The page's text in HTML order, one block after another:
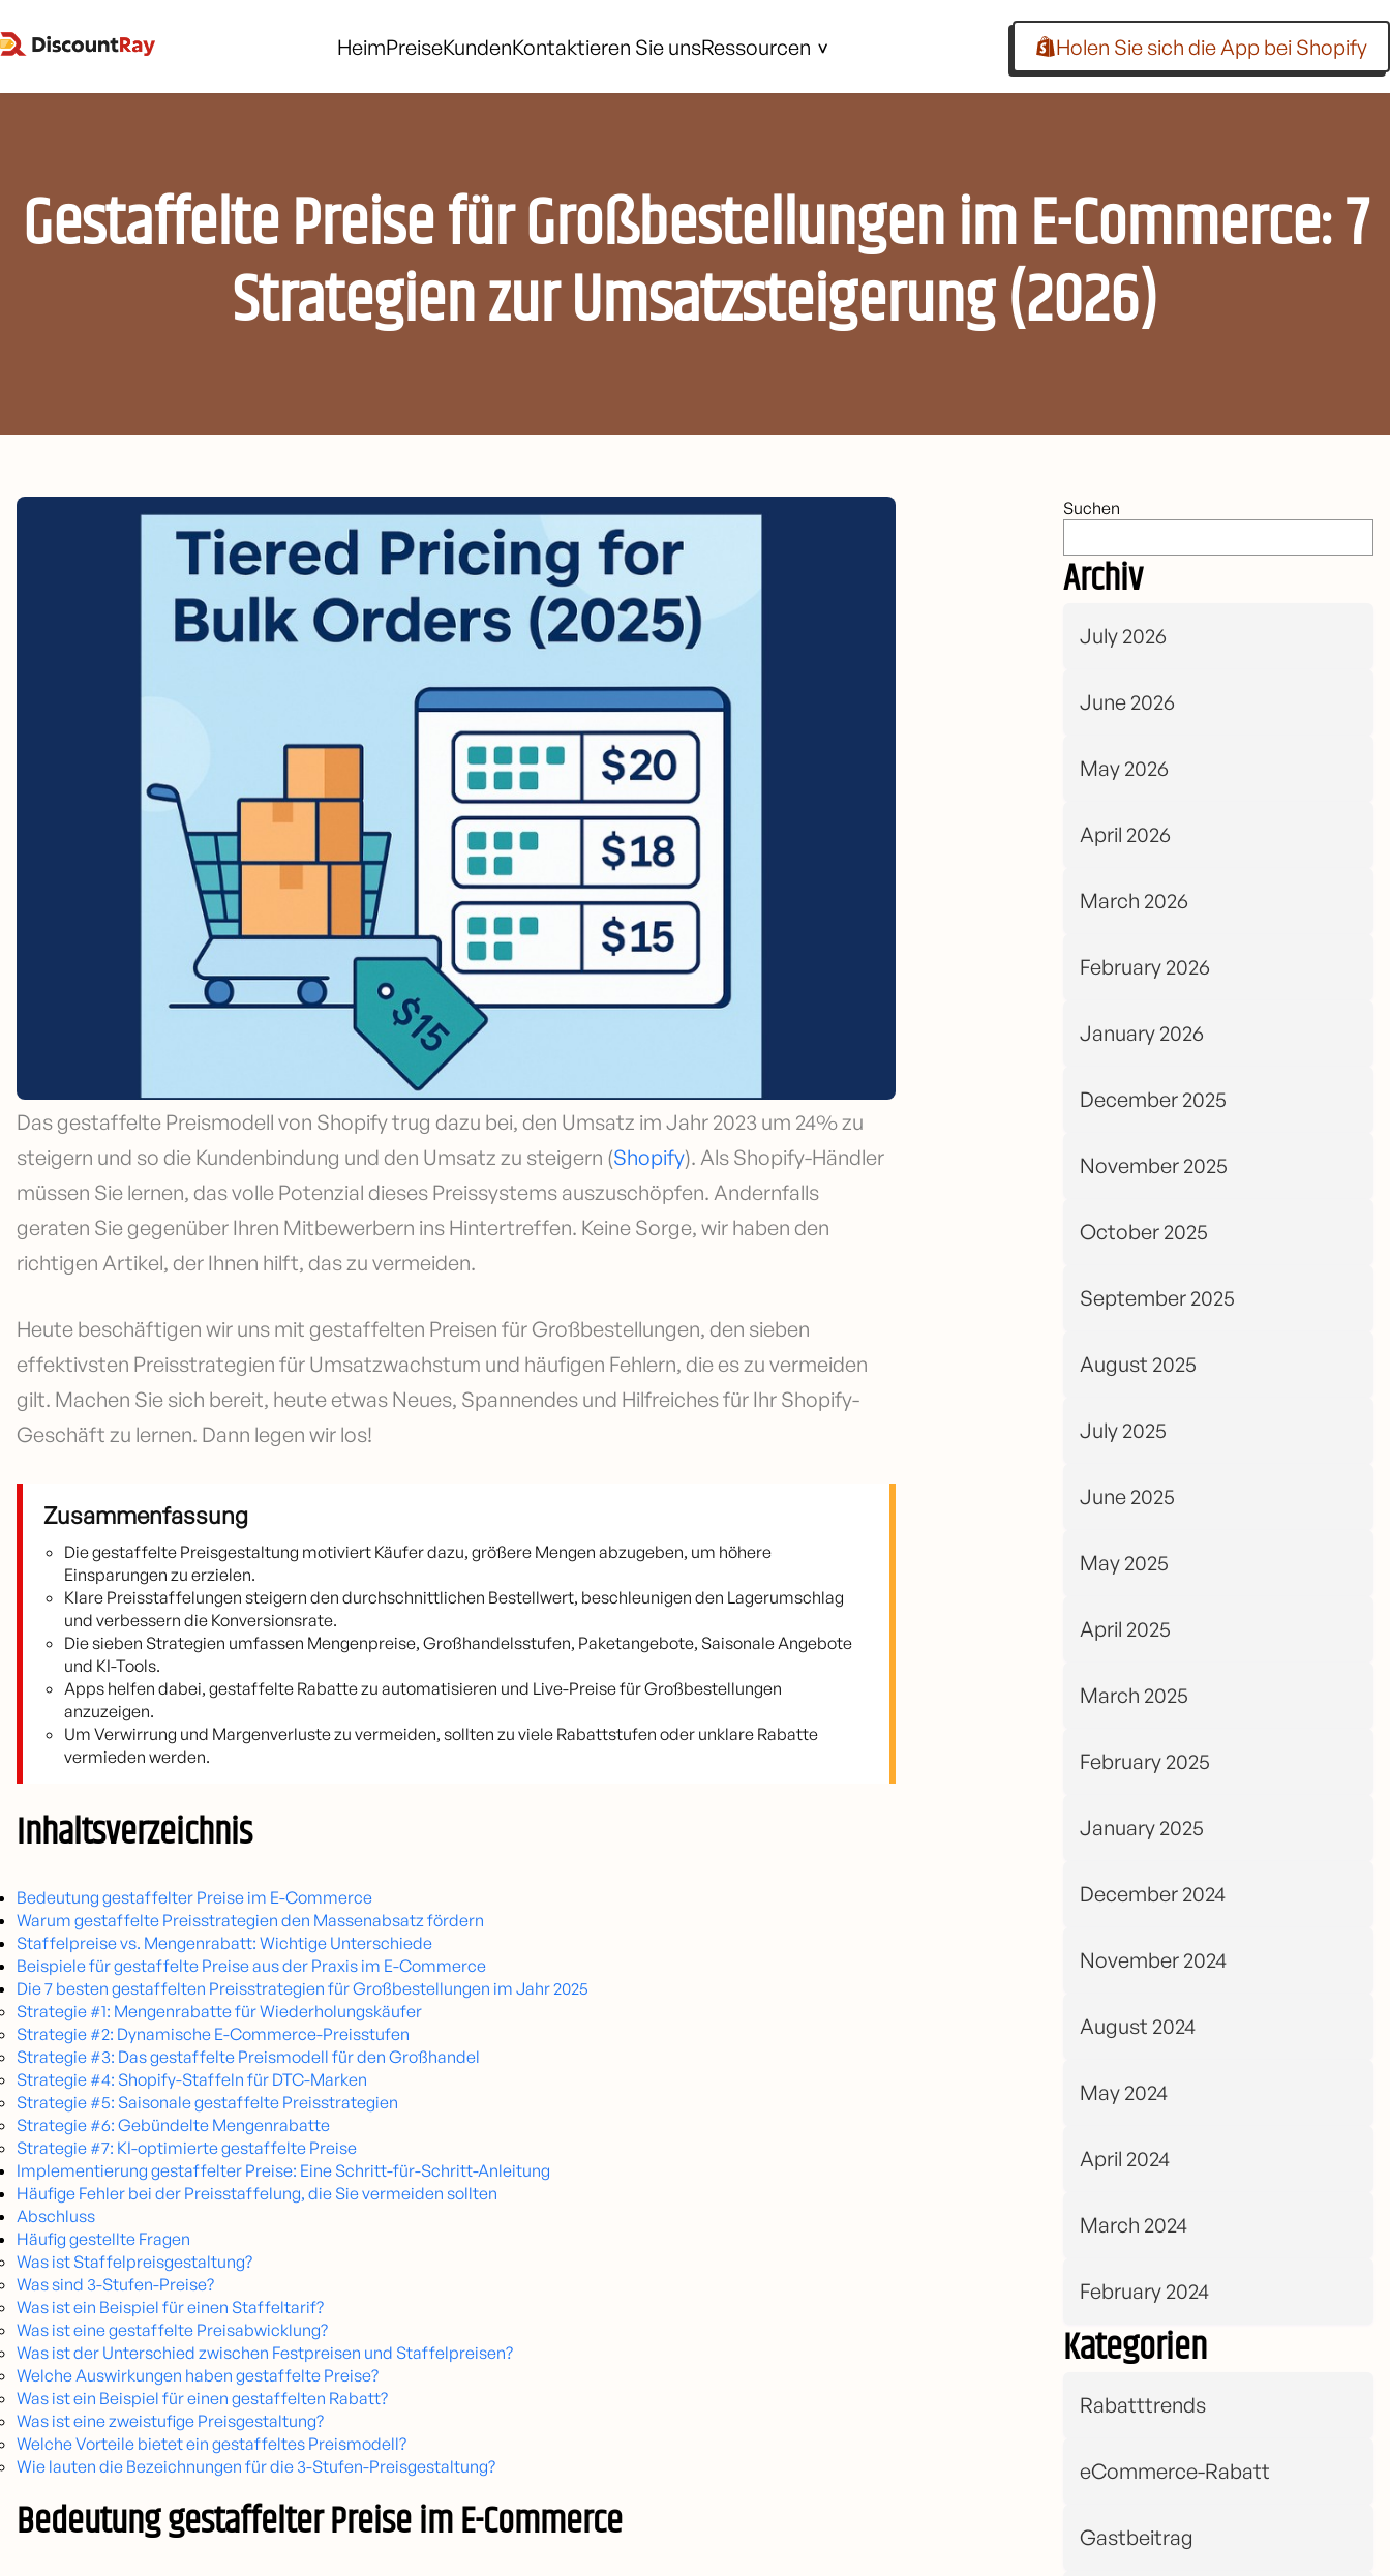
HeimPreiseKundenKontaktieren Sie unsRessourcen Holen Sie sich die App bei Shopify
Gestaffelte Preise für Großbestellungen im E-Commerce: 7
Strategien zur Umsatzsteigerung (2026)
Suchen
Archiv
July 2026
June 2026
May 2026
April 2026
March 2026
February 2026
January 2026
December 2025
November 2025
October 2025
September 2025
August 2025
July 2025
June 2025
May 2025
April 2025
March 2025
February 2025
January 2025
December 2024
November 2024
August 2024
May 2024
April 2024
March 2024
February 2024
Kategorien
Rabatttrends
eCommerce-Rabatt
Gastbeitrag
Das gestaffelte Preismodell von Shopify trug dazu bei, den Umsatz im Jahr 2023 um 24% zu
steigern und so die Kundenbindung und den Umsatz zu steigern (Shopify). Als Shopify-Händler
müssen Sie lernen, das volle Potenzial dieses Preissystems auszuschöpfen. Andernfalls
geraten Sie gegenüber Ihren Mitbewerbern ins Hintertreffen. Keine Sorge, wir haben den
richtigen Artikel, der Ihnen hilft, das zu vermeiden.
Heute beschäftigen wir uns mit gestaffelten Preisen für Großbestellungen, den sieben
effektivsten Preisstrategien für Umsatzwachstum und häufigen Fehlern, die es zu vermeiden
gilt. Machen Sie sich bereit, heute etwas Neues, Spannendes und Hilfreiches für Ihr Shopify-
Geschäft zu lernen. Dann legen wir los!
Zusammenfassung
Die gestaffelte Preisgestaltung motiviert Käufer dazu, größere Mengen abzugeben, um höhere
Einsparungen zu erzielen.
Klare Preisstaffelungen steigern den durchschnittlichen Bestellwert, beschleunigen den Lagerumschlag
und verbessern die Konversionsrate.
Die sieben Strategien umfassen Mengenpreise, Großhandelsstufen, Paketangebote, Saisonale Angebote
und KI-Tools.
Apps helfen dabei, gestaffelte Rabatte zu automatisieren und Live-Preise für Großbestellungen
anzuzeigen.
Um Verwirrung und Margenverluste zu vermeiden, sollten zu viele Rabattstufen oder unklare Rabatte
vermieden werden.
Inhaltsverzeichnis
Bedeutung gestaffelter Preise im E-Commerce
Warum gestaffelte Preisstrategien den Massenabsatz fördern
Staffelpreise vs. Mengenrabatt: Wichtige Unterschiede
Beispiele für gestaffelte Preise aus der Praxis im E-Commerce
Die 7 besten gestaffelten Preisstrategien für Großbestellungen im Jahr 2025
Strategie #1: Mengenrabatte für Wiederholungskäufer
Strategie #2: Dynamische E-Commerce-Preisstufen
Strategie #3: Das gestaffelte Preismodell für den Großhandel
Strategie #4: Shopify-Staffeln für DTC-Marken
Strategie #5: Saisonale gestaffelte Preisstrategien
Strategie #6: Gebündelte Mengenrabatte
Strategie #7: KI-optimierte gestaffelte Preise
Implementierung gestaffelter Preise: Eine Schritt-für-Schritt-Anleitung
Häufige Fehler bei der Preisstaffelung, die Sie vermeiden sollten
Abschluss
Häufig gestellte Fragen
Was ist Staffelpreisgestaltung?
Was sind 3-Stufen-Preise?
Was ist ein Beispiel für einen Staffeltarif?
Was ist eine gestaffelte Preisabwicklung?
Was ist der Unterschied zwischen Festpreisen und Staffelpreisen?
Welche Auswirkungen haben gestaffelte Preise?
Was ist ein Beispiel für einen gestaffelten Rabatt?
Was ist eine zweistufige Preisgestaltung?
Welche Vorteile bietet ein gestaffeltes Preismodell?
Wie lauten die Bezeichnungen für die 3-Stufen-Preisgestaltung?
Bedeutung gestaffelter Preise im E-Commerce